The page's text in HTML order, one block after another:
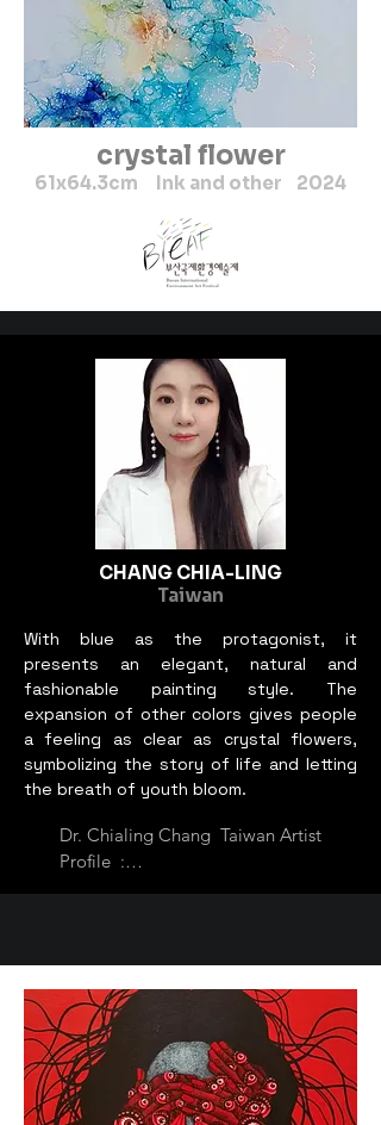
crystal flower
61x64.3cm Ink and other 2024
CHANG CHIA-LING
Taiwan
With blue as the protagonist, it
presents an elegant, natural and
fashionable painting style. The
expansion of other colors gives people
a feeling as clear as crystal flowers,
symbolizing the story of life and letting
the breath of youth bloom.
Dr. Chialing Chang  Taiwan Artist
Profile  :
Assistant Professor and  of the
Beauty and Health Department
of Min-Hwei Junior College   of
Health Care   Management .
Also a rendering artist, educator
and writer. Currently working in